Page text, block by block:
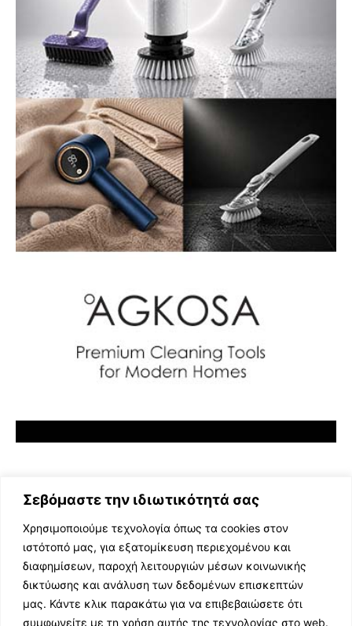
Σεβόμαστε την ιδιωτικότητά σας
Χρησιμοποιούμε τεχνολογία όπως τα cookies στον
ιστότοπό μας, για εξατομίκευση περιεχομένου και
διαφημίσεων, παροχή λειτουργιών μέσων κοινωνικής
δικτύωσης και ανάλυση των δεδομένων επισκεπτών
μας. Κάντε κλικ παρακάτω για να επιβεβαιώσετε ότι
συμφωνείτε με τη χρήση αυτής της τεχνολογίας στο web.
ΕΛΛΗΝΙΚΗ ΜΟΥΣΙΚΗ
TV SHOWS
EVENTS